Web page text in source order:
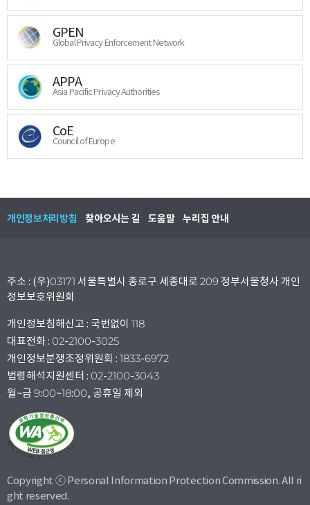
GPEN
Global Privacy Enforcement Network
APPA
Asia Pacific Privacy Authorities
CoE
Council of Europe
개인정보처리방침 찾아오시는 길 도움말 누리집 안내
주소 : (우)03171 서울특별시 종로구 세종대로 209 정부서울청사 개인
정보보호위원회
개인정보침해신고 : 국번없이 118
대표전화 : 02-2100-3025
개인정보분쟁조정위원회 : 1833-6972
법령해석지원센터 : 02-2100-3043
월~금 9:00~18:00, 공휴일 제외
Copyright ⓒ Personal Information Protection Commission. All ri
ght reserved.